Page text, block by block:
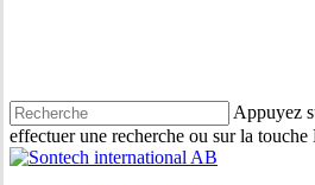
Appuyez
effectuer une recherche ou sur la
Fermer